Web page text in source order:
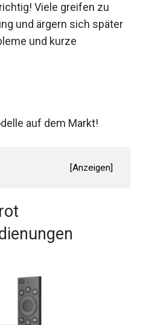
Viele greifen zu
und ärgern sich später
und kurze
auf dem Markt!
[Anzeigen]